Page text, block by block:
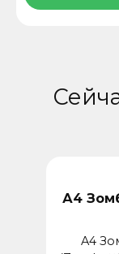
А4
A4